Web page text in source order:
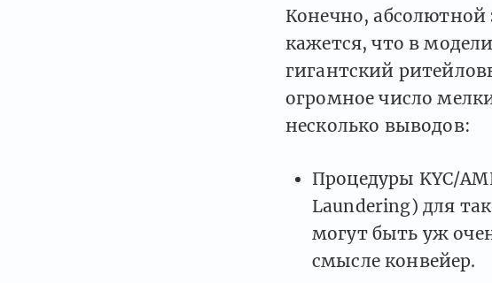
Конечно,
кажется, что в
гигантский
огромное число
несколько выводов:
Процедуры KYC/
Laundering) для
могут быть уж
смысле конвейер.